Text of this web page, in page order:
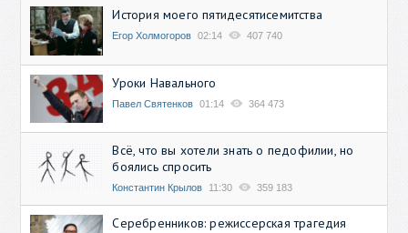
История моего пятидесятисемитства
Егор Холмогоров 02:14 407 740
Уроки Навального
Павел Святенков 01:14 364 473
Всё, что вы хотели знать о педофилии, но
боялись спросить
Константин Крылов 11:30 359 183
Серебренников: режиссерская трагедия